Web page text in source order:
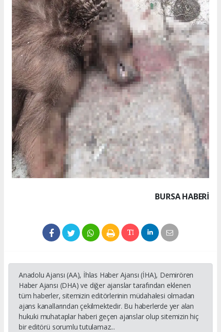
BURSA HABERİ
Anadolu Ajansı (AA), İhlas Haber Ajansı (İHA), Demirören
Haber Ajansı (DHA) ve diğer ajanslar tarafından eklenen
tüm haberler, sitemizin editörlerinin müdahalesi olmadan
ajans kanallarından çekilmektedir. Bu haberlerde yer alan
hukuki muhataplar haberi geçen ajanslar olup sitemizin hiç
bir editörü sorumlu tutulamaz...